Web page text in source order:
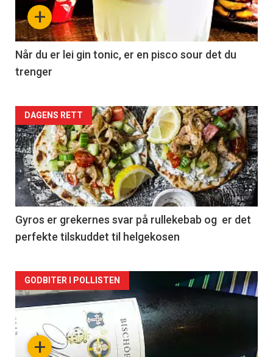
+
Når du er lei gin tonic, er en pisco sour det du
trenger
Forsiden
akkurat
nå
-
2
DAGENS RETT
Gyros er grekernes svar på rullekebab og er det
perfekte tilskuddet til helgekosen
Forsiden
akkurat
nå+
GODBITER I POLLISTEN